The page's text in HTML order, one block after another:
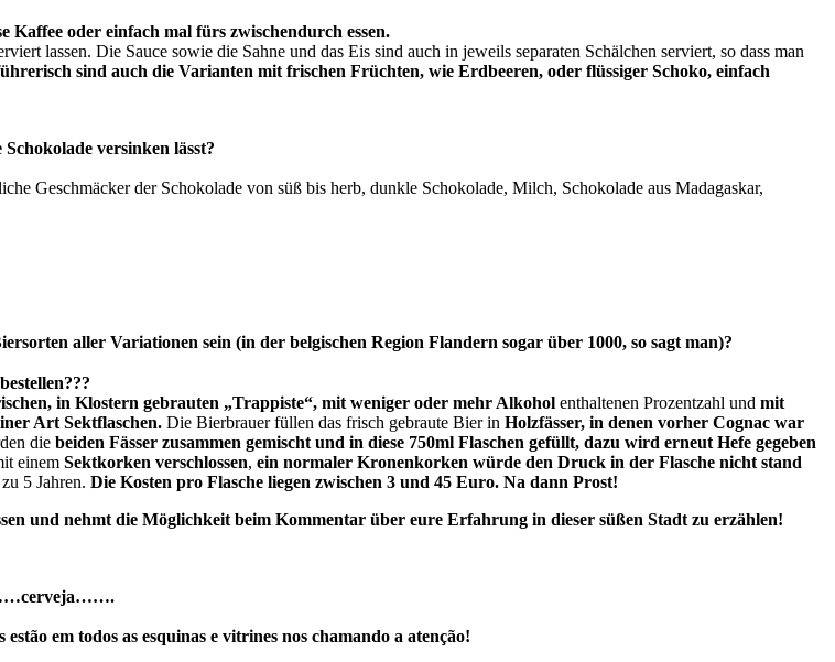
Kaffee oder einfach mal fürs zwischendurch essen.
lassen. Die Sauce sowie die Sahne und das Eis sind auch in jeweils separaten Schälchen serviert, so dass man
sind auch die Varianten mit frischen Früchten, wie Erdbeeren, oder flüssiger Schoko, einfach
versinken lässt?
Geschmäcker der Schokolade von süß bis herb, dunkle Schokolade, Milch, Schokolade aus Madagaskar,
aller Variationen sein (in der belgischen Region Flandern sogar über 1000, so sagt man)?
in Klostern gebrauten „Trappiste“, mit weniger oder mehr Alkohol enthaltenen Prozentzahl und mit
Art Sektflaschen. Die Bierbrauer füllen das frisch gebraute Bier in Holzfässer, in denen vorher Cognac war
die beiden Fässer zusammen gemischt und in diese 750ml Flaschen gefüllt, dazu wird erneut Hefe gegeben
einem Sektkorken verschlossen, ein normaler Kronenkorken würde den Druck in der Flasche nicht stand
5 Jahren. Die Kosten pro Flasche liegen zwischen 3 und 45 Euro. Na dann Prost!
und nehmt die Möglichkeit beim Kommentar über eure Erfahrung in dieser süßen Stadt zu erzählen!
……cerveja…….
em todos as esquinas e vitrines nos chamando a atenção!